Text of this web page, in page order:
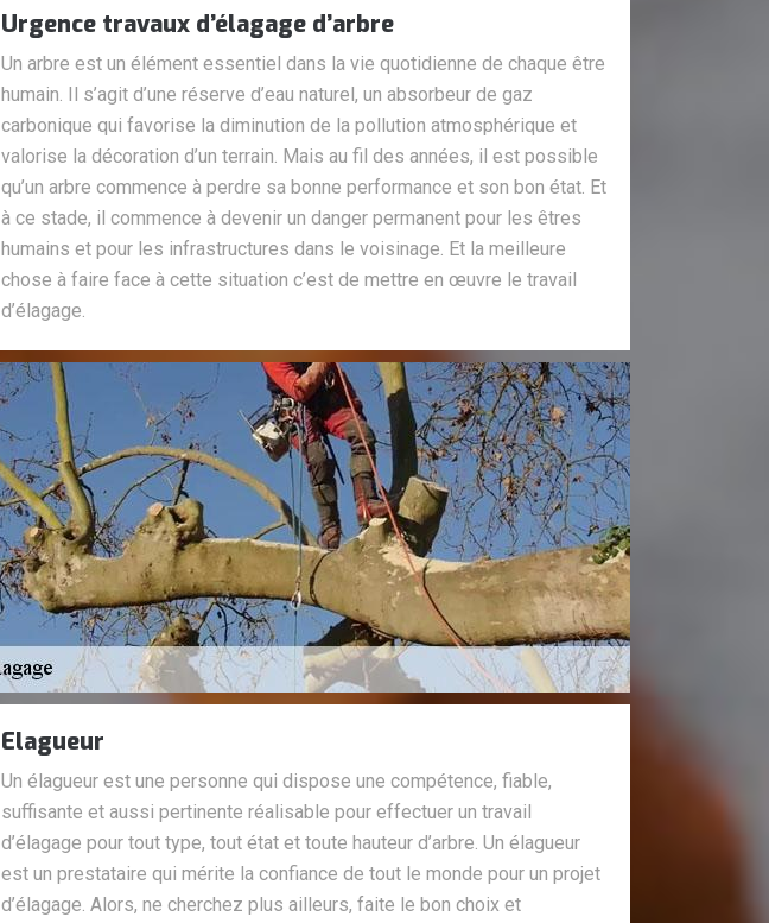
Urgence travaux d’élagage d’arbre
Un arbre est un élément essentiel dans la vie quotidienne de chaque être
humain. Il s’agit d’une réserve d’eau naturel, un absorbeur de gaz
carbonique qui favorise la diminution de la pollution atmosphérique et
valorise la décoration d’un terrain. Mais au fil des années, il est possible
qu’un arbre commence à perdre sa bonne performance et son bon état. Et
à ce stade, il commence à devenir un danger permanent pour les êtres
humains et pour les infrastructures dans le voisinage. Et la meilleure
chose à faire face à cette situation c’est de mettre en œuvre le travail
d’élagage.
Elagueur
Un élagueur est une personne qui dispose une compétence, fiable,
suffisante et aussi pertinente réalisable pour effectuer un travail
d’élagage pour tout type, tout état et toute hauteur d’arbre. Un élagueur
est un prestataire qui mérite la confiance de tout le monde pour un projet
d’élagage. Alors, ne cherchez plus ailleurs, faite le bon choix et